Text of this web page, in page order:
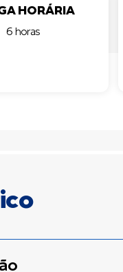
HORÁRIA
6 horas